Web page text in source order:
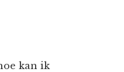
kan ik